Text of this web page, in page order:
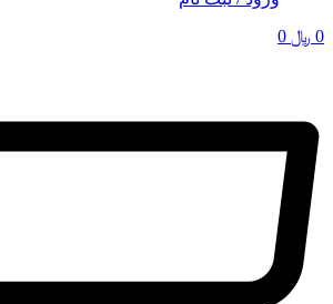
0 ﷼ 0